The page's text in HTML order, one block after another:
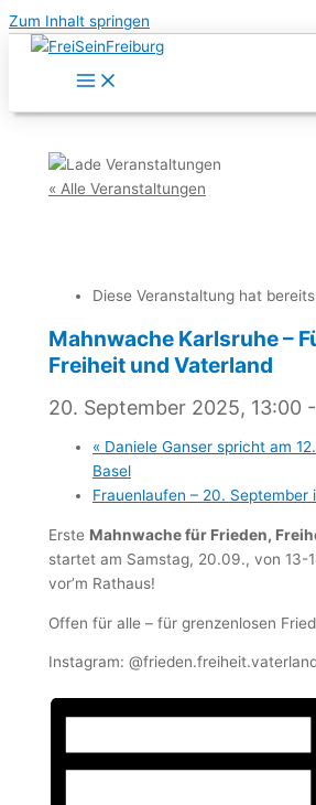
Zum Inhalt springen
« Alle Veranstaltungen
Diese Veranstaltung hat
Mahnwache Karlsruhe –
Freiheit und Vaterland
20. September 2025, 13:00 -
«Daniele Ganser spricht am
Basel
Frauenlaufen – 20. September
Erste Mahnwache für Frieden,
startet am Samstag, 20.09., von 13-
vor’m Rathaus!
Offen für alle – für grenzenlosen
Instagram: